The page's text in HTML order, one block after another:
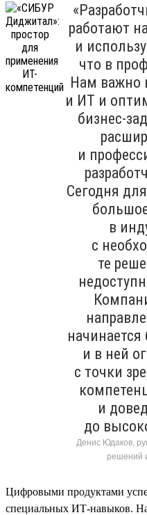
работают
и
что в
Нам важно
и ИТ и
бизнес-
и
Сегодня
в
с
те
и в ней
с точки
и
до
Денис Юдаков,
решений
Цифровыми продуктами
специальных ИТ-навыков.